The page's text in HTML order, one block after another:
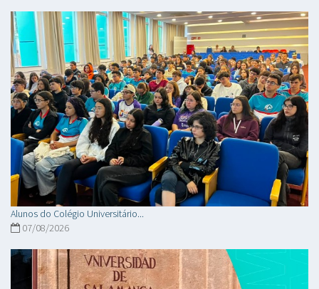
Alunos do Colégio Universitário...
07/08/2026